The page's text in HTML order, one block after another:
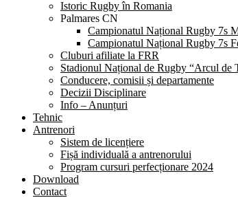
Istoric Rugby în Romania
Palmares CN
Campionatul Național Rugby 7s
Campionatul Național Rugby 7s
Cluburi afiliate la FRR
Stadionul Național de Rugby “Arcul de
Conducere, comisii și departamente
Decizii Disciplinare
Info – Anunțuri
Tehnic
Antrenori
Sistem de licențiere
Fișă individuală a antrenorului
Program cursuri perfecționare 2024
Download
Contact